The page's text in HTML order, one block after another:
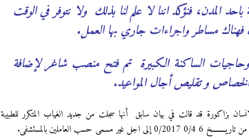
المدن، فنؤكد اننا لا علم لنا بذلك ولا نتوفر في الوقت
مساطر واجراءات جاري بها العمل.
الساكنة الكبيرة تم فتح منصب شاغر لإضافة
و تقليص أجال المواعيد.
بزاكورة قد قالت في بيان سابق أنها سجلت من جديد الغياب المتكرر للطبيبة
العاملين بالمستشفى.